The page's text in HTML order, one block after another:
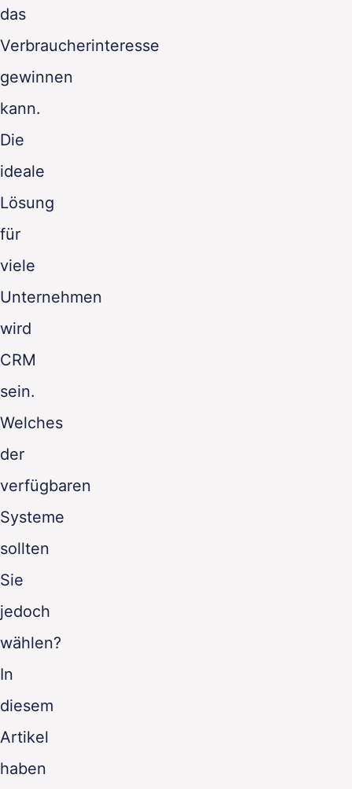
das
Verbraucherinteresse
gewinnen
kann.
Die
ideale
Lösung
für
viele
Unternehmen
wird
CRM
sein.
Welches
der
verfügbaren
Systeme
sollten
Sie
jedoch
wählen?
In
diesem
Artikel
haben